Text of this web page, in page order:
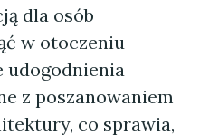
dla osób
w otoczeniu
udogodnienia
z poszanowaniem
co sprawia,